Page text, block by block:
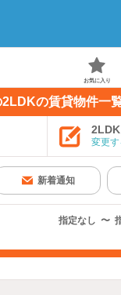
お気に入り
の賃貸物件一
2LDK
変更す
新着通知
指定なし 〜